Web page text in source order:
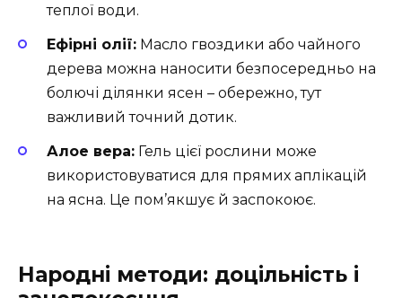
теплої води.
Ефірні олії: Масло гвоздики або чайного
дерева можна наносити безпосередньо на
болючі ділянки ясен – обережно, тут
важливий точний дотик.
Алое вера: Гель цієї рослини може
використовуватися для прямих аплікацій
на ясна. Це пом’якшує й заспокоює.
Народні методи: доцільність і